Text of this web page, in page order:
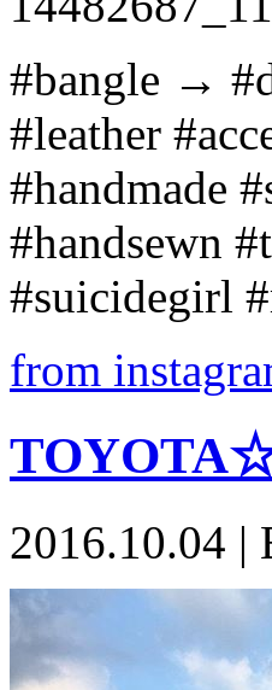
#bangle →
#leather
#handmade
#handsewn
#suicidegirl
from
2016.10.04 |